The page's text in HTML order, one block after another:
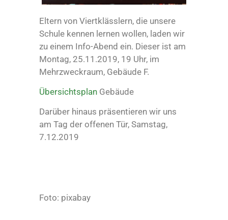
Eltern von Viertklässlern, die unsere
Schule kennen lernen wollen, laden wir
zu einem Info-Abend ein. Dieser ist am
Montag, 25.11.2019, 19 Uhr, im
Mehrzweckraum, Gebäude F.
Übersichtsplan Gebäude
Darüber hinaus präsentieren wir uns
am Tag der offenen Tür, Samstag,
7.12.2019
Foto: pixabay